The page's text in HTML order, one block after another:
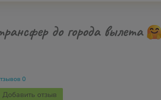
до города вылета
0
Добавить отзыв